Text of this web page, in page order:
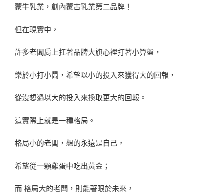
蒙牛乳業，創內蒙古乳業第二品牌！
但在現實中，
許多老闆肩上扛著品牌大旗心裡打著小算盤，
樂於小打小鬧，希望以小的投入來獲得大的回報，
從沒想過以大的投入來換取更大的回報。
這實際上就是一種格局。
格局小的老闆，想的永遠是自己，
希望從一顆雞蛋中吃出黃金；
而 格局大的老闆，則能著眼於未來，